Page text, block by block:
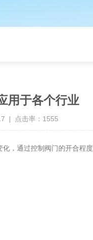
用于各个行业
| 点击率：1555
，通过控制阀门的开合程